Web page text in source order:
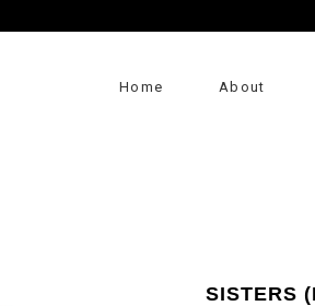
Home About
SISTERS